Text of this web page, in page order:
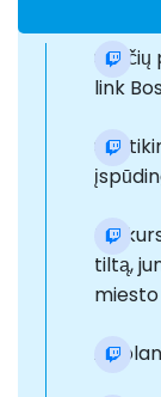
Svečių
link
tiltą,
miesto